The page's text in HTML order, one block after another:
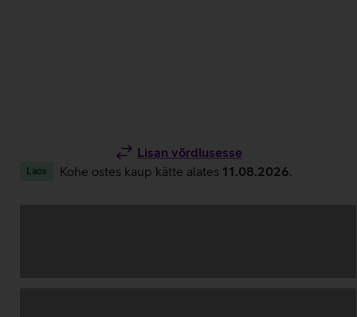
Lisan võrdlusesse
Laos Kohe ostes kaup kätte alates 11.08.2026